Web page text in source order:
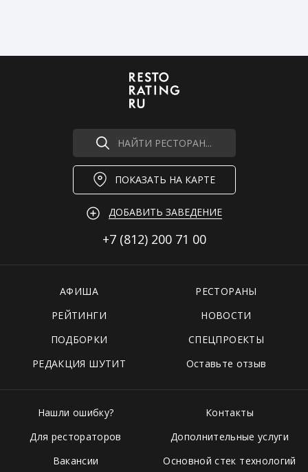
НАЙТИ РЕСТОРАН...
ПОКАЗАТЬ НА КАРТЕ
ДОБАВИТЬ ЗАВЕДЕНИЕ
+7 (812) 200 71 00
АФИША
РЕСТОРАНЫ
РЕЙТИНГИ
НОВОСТИ
ПОДБОРКИ
СПЕЦПРОЕКТЫ
РЕДАКЦИЯ ШУТИТ
Оставьте отзыв
Нашли ошибку?
Для рестораторов
Вакансии
Контакты
Дополнительные услуги
Основной стек технологий